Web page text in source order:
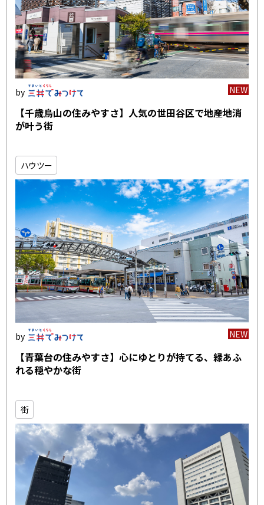
NEW
【千歳烏山の住みやすさ】人気の世田谷区で地産地消
が叶う街
ハウツー
NEW
【青葉台の住みやすさ】心にゆとりが持てる、緑あふ
れる穏やかな街
街